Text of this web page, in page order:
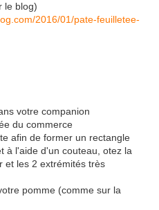
le blog)
2016/01/pate-feuilletee-
votre companion
du commerce
afin de former un rectangle
à l'aide d'un couteau, otez la
et les 2 extrémités très
pomme (comme sur la